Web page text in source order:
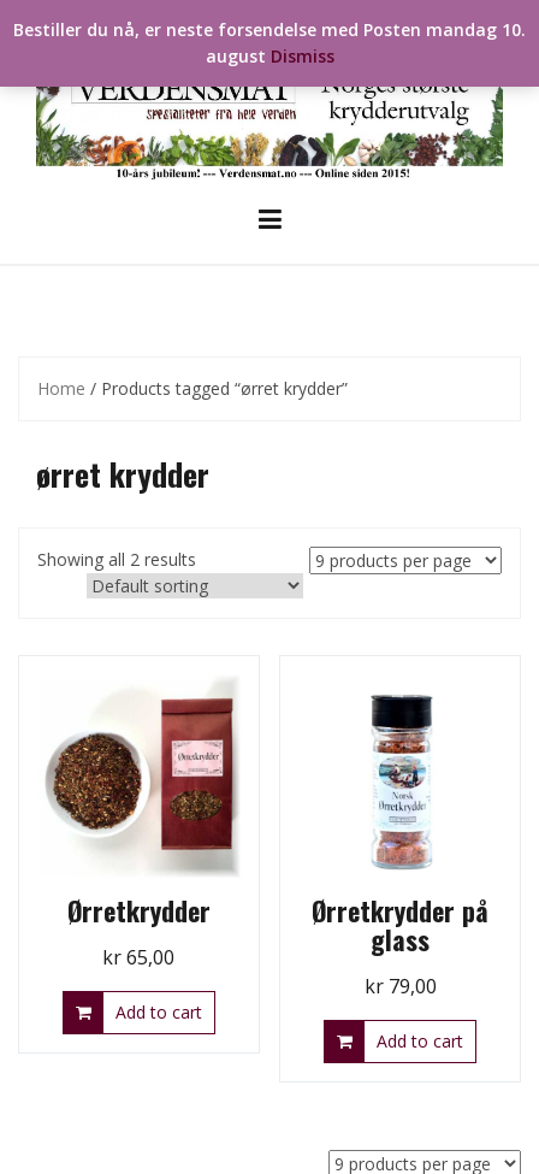
to
Home / Products tagged “ørret krydder”
ørret krydder
Showing all 2 results
Ørretkrydder
kr65,00
Add to cart
Ørretkrydder på
glass
kr79,00
Add to cart
Bestiller du nå, er neste forsendelse med Posten mandag 10.
august Dismiss